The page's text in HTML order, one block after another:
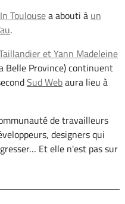
Toulousea abouti à un
.
et Yann Madeleine
Belle Province) continuent
Sud Webaura lieu à
de travailleurs
designers qui
Et elle n'est pas sur